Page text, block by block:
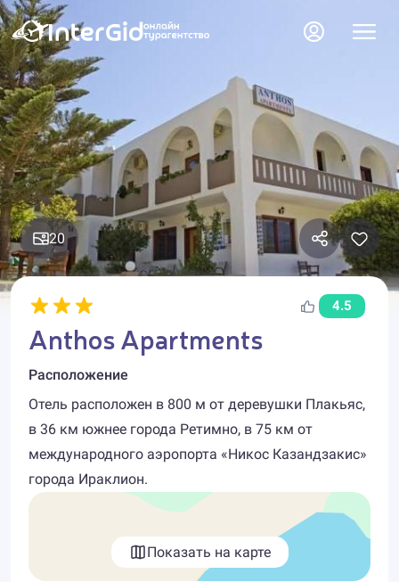
20
4.5
Anthos Apartments
Расположение
Отель расположен в 800 м от деревушки Плакьяс,
в 36 км южнее города Ретимно, в 75 км от
международного аэропорта «Никос Казандзакис»
города Ираклион.
Показать на карте